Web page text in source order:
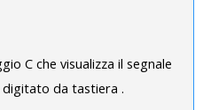
C che visualizza il segnale
digitato da tastiera .